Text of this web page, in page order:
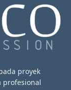
proyek
profesional